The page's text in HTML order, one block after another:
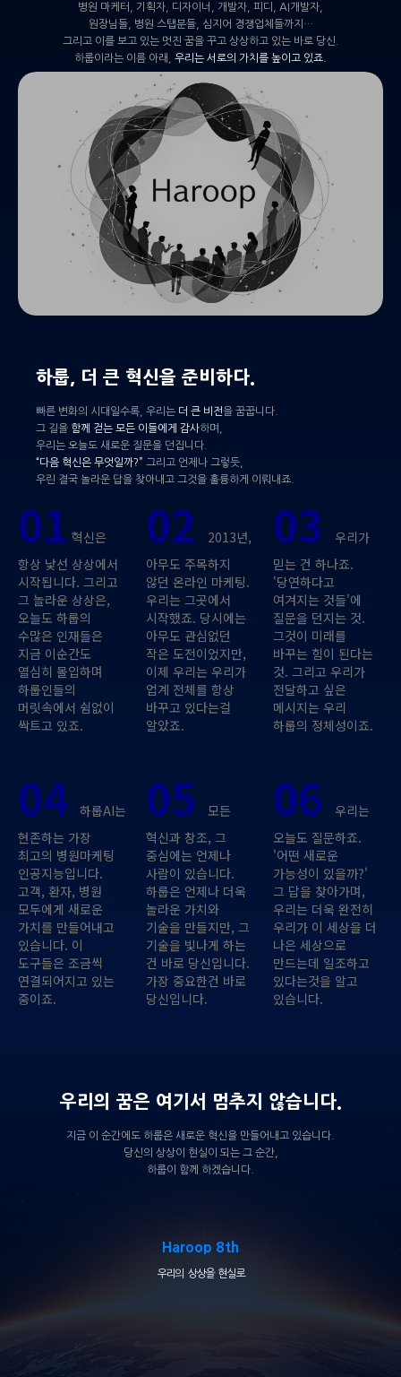
병원 마케터, 기획자, 디자이너, 개발자, 피디, AI개발자,
원장님들, 병원 스탭분들, 심지어 경쟁업체들까지…
그리고 이를 보고 있는 멋진 꿈을 꾸고 상상하고 있는 바로 당신.
하룹이라는 이름 아래, 우리는 서로의 가치를 높이고 있죠.
하룹, 더 큰 혁신을 준비하다.
빠른 변화의 시대일수록, 우리는 더 큰 비전을 꿈꿉니다.
그 길을 함께 걷는 모든 이들에게 감사하며,
우리는 오늘도 새로운 질문을 던집니다.
“다음 혁신은 무엇일까?” 그리고 언제나 그렇듯,
우린 결국 놀라운 답을 찾아내고 그것을 훌륭하게 이뤄내죠.
01 혁신은
항상 낯선 상상에서
시작됩니다. 그리고
그 놀라운 상상은,
오늘도 하룹의
수많은 인재들은
지금 이순간도
열심히 몰입하며
하룹인들의
머릿속에서 쉼없이
싹트고 있죠.
02
2013년,
아무도 주목하지
않던 온라인 마케팅.
우리는 그곳에서
시작했죠. 당시에는
아무도 관심없던
작은 도전이었지만,
이제 우리는 우리가
업계 전체를 항상
바꾸고 있다는걸
알았죠.
03우리가
믿는 건 하나죠.
'당연하다고
여겨지는 것들'에
질문을 던지는 것.
그것이 미래를
바꾸는 힘이 된다는
것. 그리고 우리가
전달하고 싶은
메시지는 우리
하룹의 정체성이죠.
04
하룹AI는
현존하는 가장
최고의 병원마케팅
인공지능입니다.
고객, 환자, 병원
모두에게 새로운
가치를 만들어내고
있습니다. 이
도구들은 조금씩
연결되어지고 있는
중이죠.
05
모든
혁신과 창조, 그
중심에는 언제나
사람이 있습니다.
하룹은 언제나 더욱
놀라운 가치와
기술을 만들지만, 그
기술을 빛나게 하는
건 바로 당신입니다.
가장 중요한건 바로
당신입니다.
06우리는
오늘도 질문하죠.
'어떤 새로운
가능성이 있을까?'
그 답을 찾아가며,
우리는 더욱 완전히
우리가 이 세상을 더
나은 세상으로
만드는데 일조하고
있다는것을 알고
있습니다.
우리의 꿈은 여기서 멈추지 않습니다.
지금 이 순간에도 하룹은 새로운 혁신을 만들어내고 있습니다.
당신의 상상이 현실이 되는 그 순간,
하룹이 함께 하겠습니다.
Haroop 8th
우리의 상상을 현실로